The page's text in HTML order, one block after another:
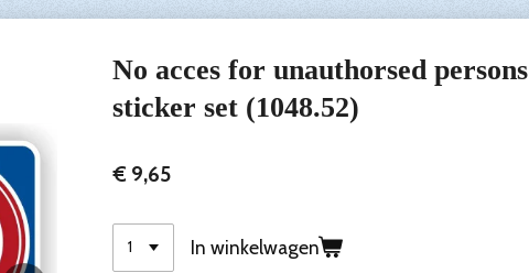
No acces for unauthorsed persons
sticker set (1048.52)
€ 9,65
In winkelwagen